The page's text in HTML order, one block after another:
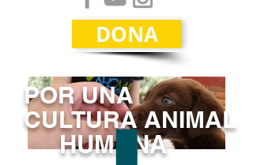
DONA
POR UNA
CULTURA ANIMAL
HUMANA